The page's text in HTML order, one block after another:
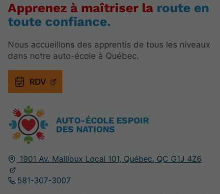
AUTO-ÉCOLE ESPOIR
DES NATIONS
1901 Av. Mailloux Local 101, Québec, QC G1J 4Z6
581-307-3007
Apprenez à maîtriser la route en
toute confiance.
Nous accueillons des apprentis de tous les niveaux
dans notre auto-école à Québec.
RDV